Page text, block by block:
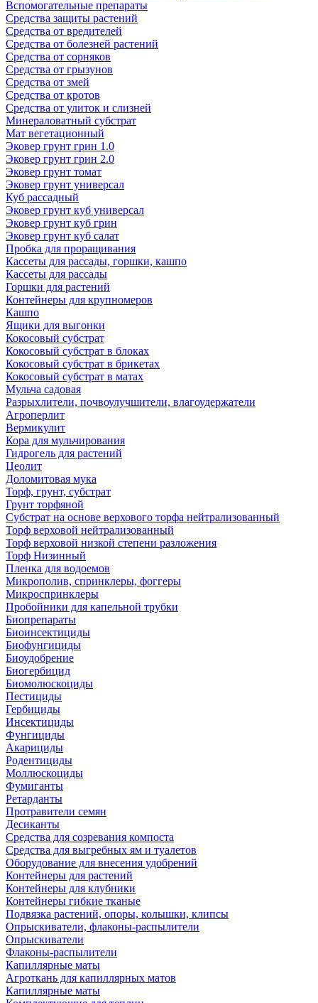
Вспомогательные препараты
Средства защиты растений
Средства от вредителей
Средства от болезней растений
Средства от сорняков
Средства от грызунов
Средства от змей
Средства от кротов
Средства от улиток и слизней
Минераловатный субстрат
Мат вегетационный
Эковер грунт грин 1.0
Эковер грунт грин 2.0
Эковер грунт томат
Эковер грунт универсал
Куб рассадный
Эковер грунт куб универсал
Эковер грунт куб грин
Эковер грунт куб салат
Пробка для проращивания
Кассеты для рассады, горшки, кашпо
Кассеты для рассады
Горшки для растений
Контейнеры для крупномеров
Кашпо
Ящики для выгонки
Кокосовый субстрат
Кокосовый субстрат в блоках
Кокосовый субстрат в брикетах
Кокосовый субстрат в матах
Мульча садовая
Разрыхлители, почвоулучшители, влагоудержатели
Агроперлит
Вермикулит
Кора для мульчирования
Гидрогель для растений
Цеолит
Доломитовая мука
Торф, грунт, субстрат
Грунт торфяной
Субстрат на основе верхового торфа нейтрализованный
Торф верховой нейтрализованный
Торф верховой низкой степени разложения
Торф Низинный
Пленка для водоемов
Микрополив, спринклеры, фоггеры
Микроспринклеры
Пробойники для капельной трубки
Биопрепараты
Биоинсектициды
Биофунгициды
Биоудобрение
Биогербицид
Биомолюскоциды
Пестициды
Гербициды
Инсектициды
Фунгициды
Акарициды
Родентициды
Моллюскоциды
Фумиганты
Ретарданты
Протравители семян
Десиканты
Средства для созревания компоста
Средства для выгребных ям и туалетов
Оборудование для внесения удобрений
Контейнеры для растений
Контейнеры для клубники
Контейнеры гибкие тканые
Подвязка растений, опоры, колышки, клипсы
Опрыскиватели, флаконы-распылители
Опрыскиватели
Флаконы-распылители
Капиллярные маты
Агроткань для капиллярных матов
Капиллярные маты